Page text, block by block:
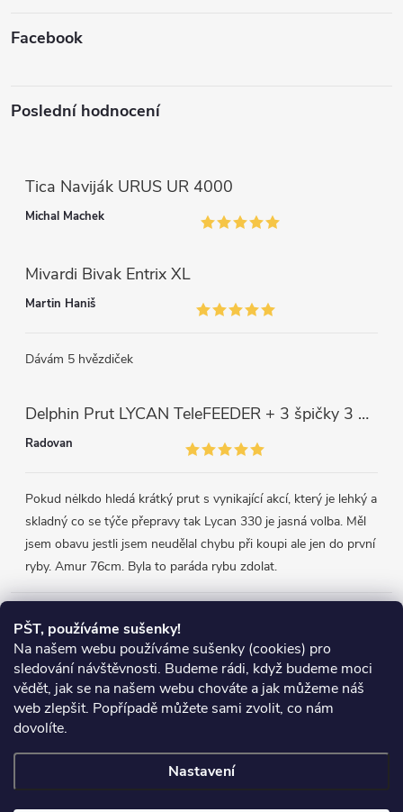
PŠT, používáme sušenky!
Na našem webu používáme sušenky (cookies) pro
sledování návštěvnosti. Budeme rádi, když budeme moci
vědět, jak se na našem webu chováte a jak můžeme náš
web zlepšit. Popřípadě můžete sami zvolit, co nám
dovolíte.
Nastavení
Facebook
Poslední hodnocení
Tica Naviják URUS UR 4000
Michal Machek
Mivardi Bivak Entrix XL
Martin Haniš
Dávám 5 hvězdiček
Delphin Prut LYCAN TeleFEEDER + 3 špičky 3 m, 80 g
Radovan
Pokud nėlkdo hledá krátký prut s vynikající akcí, který je lehký a
skladný co se týče přepravy tak Lycan 330 je jasná volba. Měl
jsem obavu jestli jsem neudělal chybu při koupi ale jen do první
ryby. Amur 76cm. Byla to paráda rybu zdolat.
Přijímáme online platby
Heureka.cz Obchodní podmínky
Reklamace